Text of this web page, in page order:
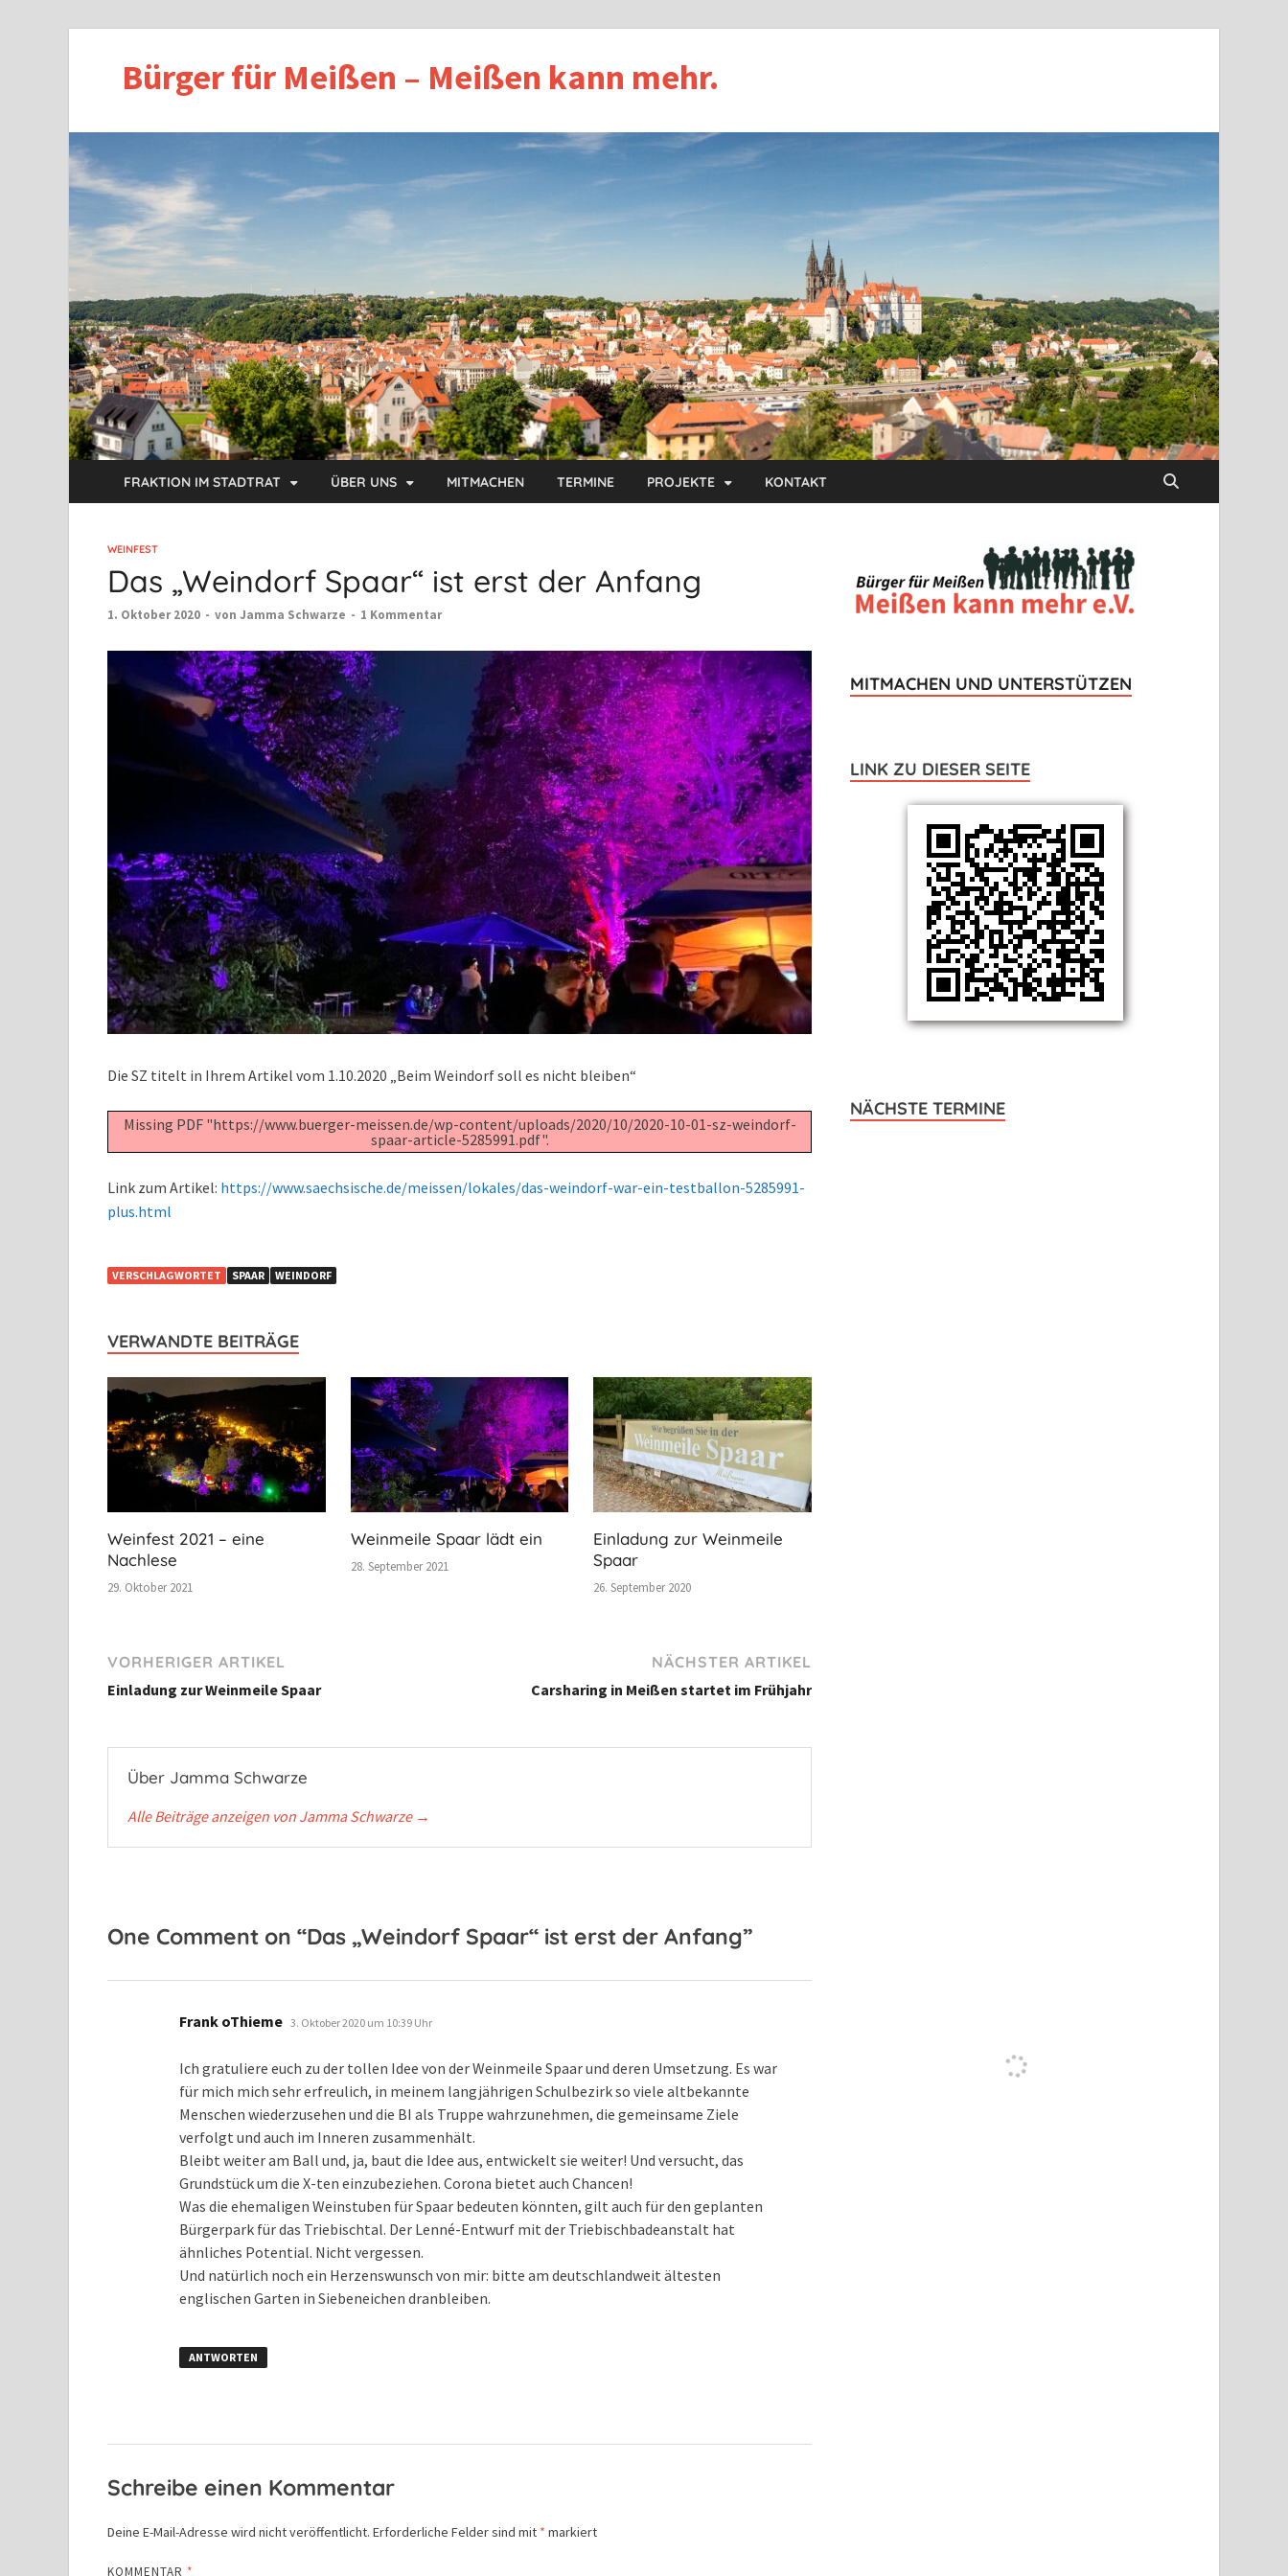
Bürger für Meißen – Meißen kann mehr.
FRAKTION IM STADTRAT ÜBER UNS MITMACHEN TERMINE PROJEKTE KONTAKT
WEINFEST
Das „Weindorf Spaar“ ist erst der Anfang
1. Oktober 2020 - von Jamma Schwarze - 1 Kommentar
Die SZ titelt in Ihrem Artikel vom 1.10.2020 „Beim Weindorf soll es nicht bleiben“
Missing PDF "https://www.buerger-meissen.de/wp-content/uploads/2020/10/2020-10-01-sz-weindorf-
spaar-article-5285991.pdf".
Link zum Artikel: https://www.saechsische.de/meissen/lokales/das-weindorf-war-ein-testballon-5285991-
plus.html
VERSCHLAGWORTET SPAAR WEINDORF
VERWANDTE BEITRÄGE
Weinfest 2021 – eine
Nachlese
29. Oktober 2021
Weinmeile Spaar lädt ein
28. September 2021
Einladung zur Weinmeile
Spaar
26. September 2020
VORHERIGER ARTIKEL
Einladung zur Weinmeile Spaar
NÄCHSTER ARTIKEL
Carsharing in Meißen startet im Frühjahr
Über Jamma Schwarze
Alle Beiträge anzeigen von Jamma Schwarze →
One Comment on “Das „Weindorf Spaar“ ist erst der Anfang”
Frank oThieme sagt:
3. Oktober 2020 um 10:39 Uhr
Ich gratuliere euch zu der tollen Idee von der Weinmeile Spaar und deren Umsetzung. Es war
für mich mich sehr erfreulich, in meinem langjährigen Schulbezirk so viele altbekannte
Menschen wiederzusehen und die BI als Truppe wahrzunehmen, die gemeinsame Ziele
verfolgt und auch im Inneren zusammenhält.
Bleibt weiter am Ball und, ja, baut die Idee aus, entwickelt sie weiter! Und versucht, das
Grundstück um die X-ten einzubeziehen. Corona bietet auch Chancen!
Was die ehemaligen Weinstuben für Spaar bedeuten könnten, gilt auch für den geplanten
Bürgerpark für das Triebischtal. Der Lenné-Entwurf mit der Triebischbadeanstalt hat
ähnliches Potential. Nicht vergessen.
Und natürlich noch ein Herzenswunsch von mir: bitte am deutschlandweit ältesten
englischen Garten in Siebeneichen dranbleiben.
ANTWORTEN
Schreibe einen Kommentar
Deine E-Mail-Adresse wird nicht veröffentlicht. Erforderliche Felder sind mit * markiert
KOMMENTAR *
MITMACHEN UND UNTERSTÜTZEN
LINK ZU DIESER SEITE
NÄCHSTE TERMINE